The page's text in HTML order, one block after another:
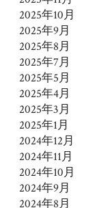
2025年10月
2025年9月
2025年8月
2025年7月
2025年5月
2025年4月
2025年3月
2025年1月
2024年12月
2024年11月
2024年10月
2024年9月
2024年8月